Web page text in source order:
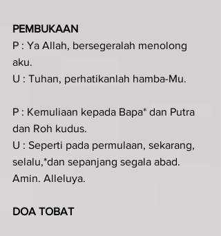
PEMBUKAAN
P : Ya Allah, bersegeralah menolong
aku.
U : Tuhan, perhatikanlah hamba-Mu.
P : Kemuliaan kepada Bapa* dan Putra
dan Roh kudus.
U : Seperti pada permulaan, sekarang,
selalu,*dan sepanjang segala abad.
Amin. Alleluya.
DOA TOBAT